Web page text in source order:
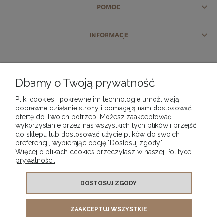
biurowych, eleganckich sukienek oraz codziennych
wykończeń rajstopy stretch można dopasować zarówno
do formalnych okazji, jak i do swobodnych, casualowych
stylizacji. To element garderoby, który zapewnia spójny i
estetyczny wygląd niezależnie od okazji.
Cechy charakterystyczne rajstop stretch:
Wysoka elastyczność– rozciągają się w kilku
kierunkach, dopasowując do ciała niczym druga
POMOC
INFORMACJE
Dbamy o Twoją prywatność
Pliki cookies i pokrewne im technologie umożliwiają
poprawne działanie strony i pomagają nam dostosować
ofertę do Twoich potrzeb. Możesz zaakceptować
wykorzystanie przez nas wszystkich tych plików i przejść
do sklepu lub dostosować użycie plików do swoich
preferencji, wybierając opcję "Dostosuj zgody".
Więcej o plikach cookies przeczytasz w naszej Polityce
prywatności.
DOSTOSUJ ZGODY
ZAAKCEPTUJ WSZYSTKIE